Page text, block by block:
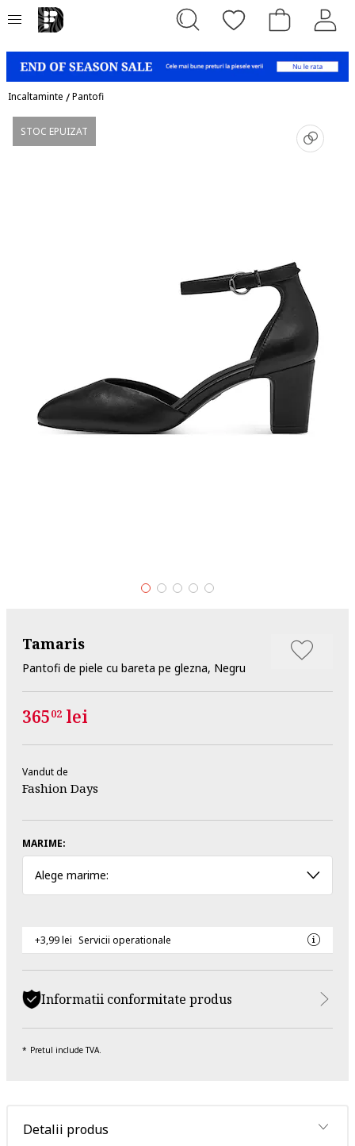
Incaltaminte /Pantofi
STOC EPUIZAT
Tamaris
Pantofi de piele cu bareta pe glezna, Negru
36502 lei
Vandut de
Fashion Days
MARIME:
Alege marime:
+3,99 lei Servicii operationale
Informatii conformitate produs
Pretul include TVA.
Detalii produs